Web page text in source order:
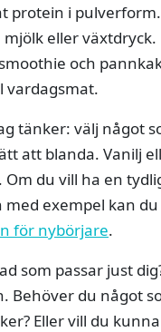
protein i
eller växtdryck.
och
vardagsmat.
tänker: välj något
att blanda. Vanilj
Om du vill ha en
exempel kan du
för nybörjare.
som passar just
Behöver du något
Eller vill du